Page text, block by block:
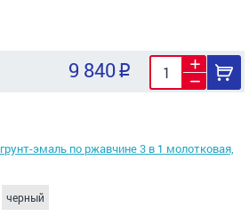
9 840
эмаль по ржавчине 3 в 1 молотковая,
черный